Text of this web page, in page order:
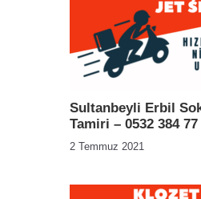
Sultanbeyli Erbil
Tamiri – 0532 384 77
2 Temmuz 2021